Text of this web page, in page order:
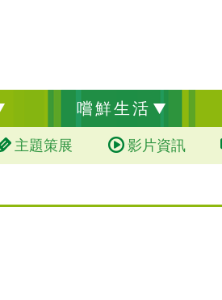
嚐鮮生活
主題策展 影片資訊